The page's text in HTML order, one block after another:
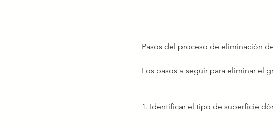
Pasos del proceso de eliminación
Los pasos a seguir para eliminar el
1. Identificar el tipo de superficie